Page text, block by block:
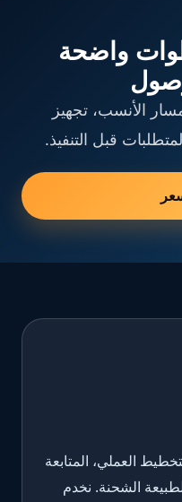
واضحة
الأنسب، تجهيز
قبل التنفيذ.
العملي، المتابعة
الشحنة. نخدم